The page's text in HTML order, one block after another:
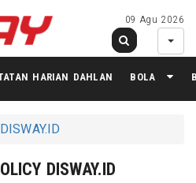
09 Agu 2026
HARIAN DAHLAN BOLA
DISWAY.ID